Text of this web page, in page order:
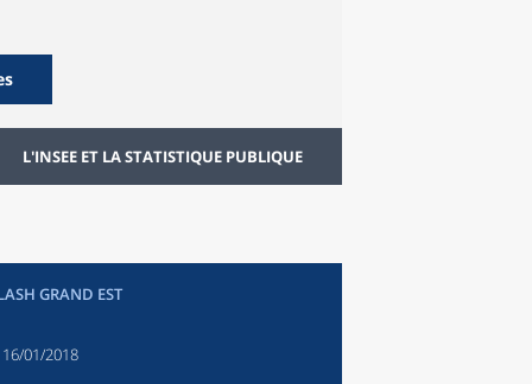
L'INSEE ET LA STATISTIQUE PUBLIQUE
GRAND EST
16/01/2018